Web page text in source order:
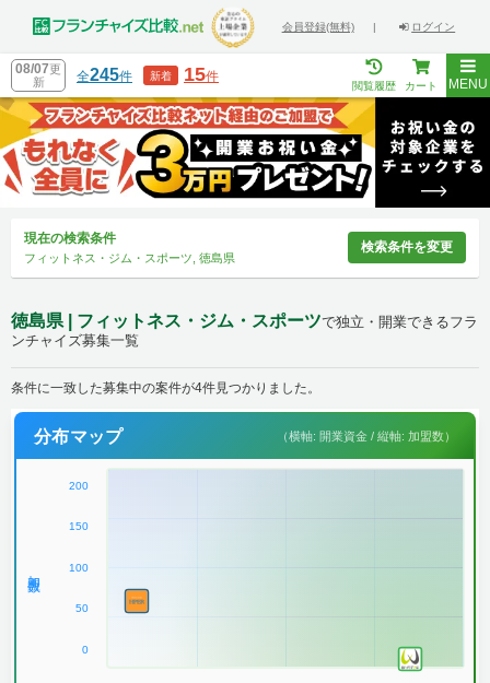
会員登録(無料) | ログイン
08/07更
新
全245件 新着 15件
閲覧履歴 カート MENU
現在の検索条件
フィットネス・ジム・スポーツ, 徳島県
検索条件を変更
徳島県 | フィットネス・ジム・スポーツで独立・開業できるフラ
ンチャイズ募集一覧
条件に一致した募集中の案件が4件見つかりました。
分布マップ （横軸: 開業資金 / 縦軸: 加盟数）
200
150
100
50
0